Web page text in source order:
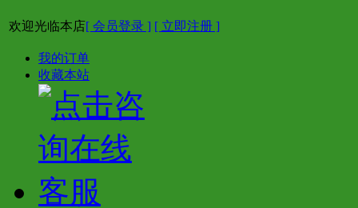
欢迎光临本店[ 会员登录 ] [ 立即注册 ]
我的订单
收藏本站